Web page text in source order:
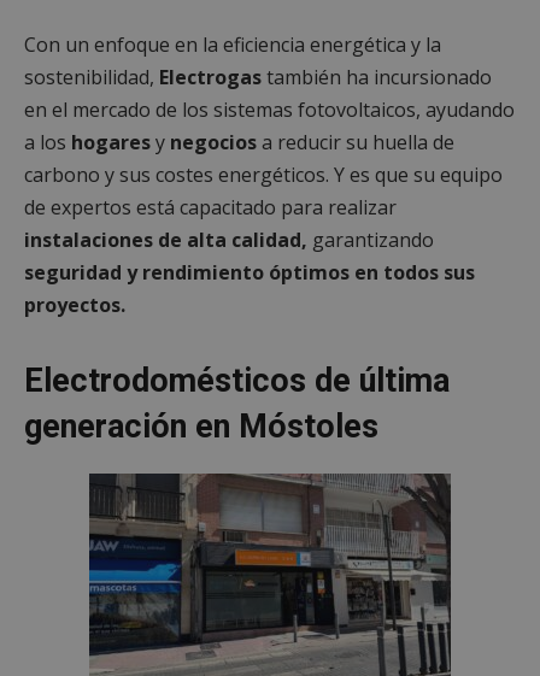
Con un enfoque en la eficiencia energética y la
sostenibilidad, Electrogastambién ha incursionado
en el mercado de los sistemas fotovoltaicos, ayudando
a los hogaresy negociosa reducir su huella de
carbono y sus costes energéticos. Y es que su equipo
de expertos está capacitado para realizar
instalaciones de alta calidad, garantizando
seguridad y rendimiento óptimos en todos sus
proyectos.
Electrodomésticos de última
generación en Móstoles